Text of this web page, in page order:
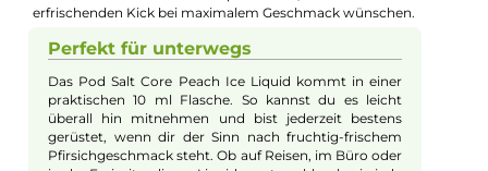
Beschreibung
Pod Salt - Core Peach Ice - 10ml
Nikotinsalz-Liquid
E-Mail senden